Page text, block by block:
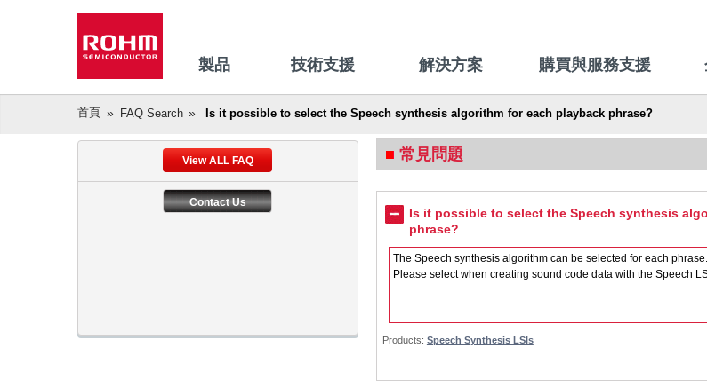
製品 技術支援 解決方案 購買與服務支援
首頁 FAQ Search Is it possible to select the Speech synthesis algorithm for each playback phrase?
View ALL FAQ
Contact Us
常見問題
Is it possible to select the Speech synthesis
phrase?
The Speech synthesis algorithm can be selected for each phrase.
Please select when creating sound code data with the Speech
Products: Speech Synthesis LSIs